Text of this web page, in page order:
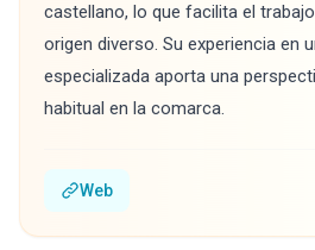
castellano, lo que facilita el
origen diverso. Su experiencia en
especializada aporta una
habitual en la comarca.
Web